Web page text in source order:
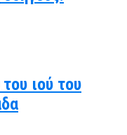
ιού του